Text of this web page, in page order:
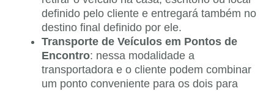
definido pelo cliente e entregará também no
destino final definido por ele.
Transporte de Veículos em Pontos de
Encontro: nessa modalidade a
transportadora e o cliente podem combinar
um ponto conveniente para os dois para